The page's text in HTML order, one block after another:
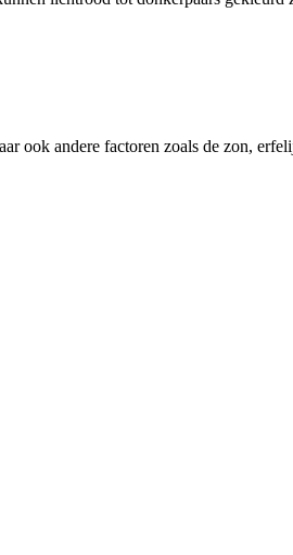
ook andere factoren zoals de zon,